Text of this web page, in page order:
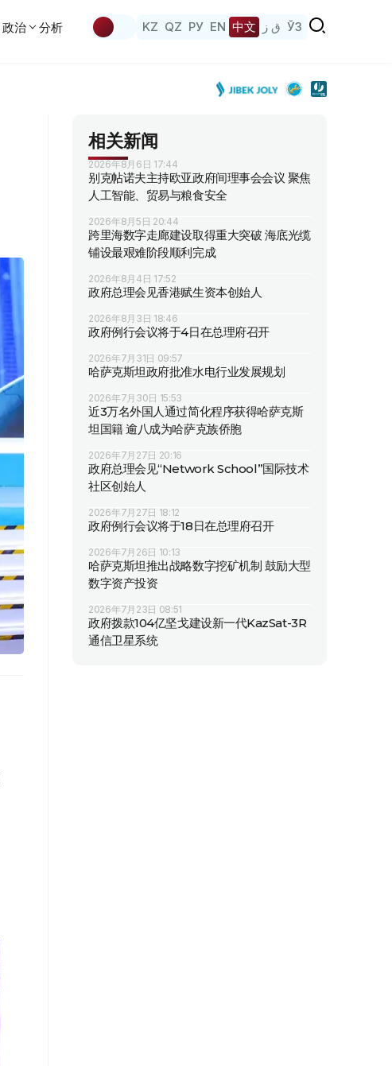
政治 分析 KZ QZ РУ EN 中文 ق ز ЎЗ
相关新闻
2026年8月6日 17:44
别克帖诺夫主持欧亚政府间理事会会议 聚焦
人工智能、贸易与粮食安全
2026年8月5日 20:44
跨里海数字走廊建设取得重大突破 海底光缆
铺设最艰难阶段顺利完成
2026年8月4日 17:52
政府总理会见香港赋生资本创始人
2026年8月3日 18:46
政府例行会议将于4日在总理府召开
2026年7月31日 09:57
哈萨克斯坦政府批准水电行业发展规划
2026年7月30日 15:53
近3万名外国人通过简化程序获得哈萨克斯
坦国籍 逾八成为哈萨克族侨胞
2026年7月27日 20:16
政府总理会见“Network School”国际技术
社区创始人
2026年7月27日 18:12
政府例行会议将于18日在总理府召开
2026年7月26日 10:13
哈萨克斯坦推出战略数字挖矿机制 鼓励大型
数字资产投资
2026年7月23日 08:51
政府拨款104亿坚戈建设新一代KazSat-3R
通信卫星系统